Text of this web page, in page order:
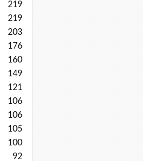
219
219
203
176
160
149
121
106
106
105
100
92